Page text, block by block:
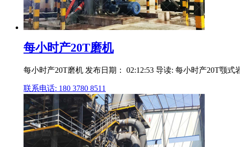
每小时产20T磨机
每小时产20T磨机 发布日期： 02:12:53 导读: 每小时产20T颚
联系电话: 180 3780 8511